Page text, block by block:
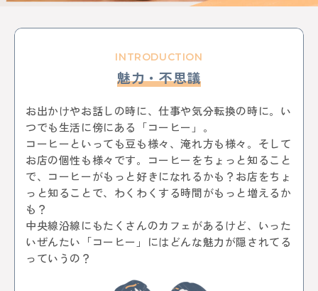
イベント
かき氷 阿佐ヶ谷
荻窪
中央線からはじまるしぇ 立川市
ソーセージ
定食
中央線と暮らす〇〇な人
企業
地域活性化
中央線の魅力発見
辛い物
とんがらしフェスタ
家具
雑貨 リノベーション 模様替え
食器
美術館
国分寺 西荻窪 パンまつり
桜
フォトスポット
街歩き
中央線ビールフェスティバル
吉祥寺 本
古本
絵本
コーヒー カフェ ヴィンテージ
骨董市
木工チャレンジ
ビール
グルメ
ビールフェスティバル
クラフトビール
カーブーツ
中央線コーヒーフェスティバル
レトロ
通信
はじまるしぇ
パン デザート ケーキ
ジャズ
音楽
阿佐谷
カレー NTT技術史料館
INTRODUCTION
魅力・不思議
お出かけやお話しの時に、仕事や気分転換の時に。い
つでも生活に傍にある「コーヒー」。
コーヒーといっても豆も様々、淹れ方も様々。そして
お店の個性も様々です。コーヒーをちょっと知ること
で、コーヒーがもっと好きになれるかも？お店をちょ
っと知ることで、わくわくする時間がもっと増えるか
も？
中央線沿線にもたくさんのカフェがあるけど、いった
いぜんたい「コーヒー」にはどんな魅力が隠されてる
っていうの？